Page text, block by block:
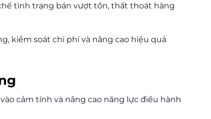
tình trạng bán vượt tồn, thất thoát hàng
kiểm soát chi phí và nâng cao hiệu quả
cảm tính và nâng cao năng lực điều hành